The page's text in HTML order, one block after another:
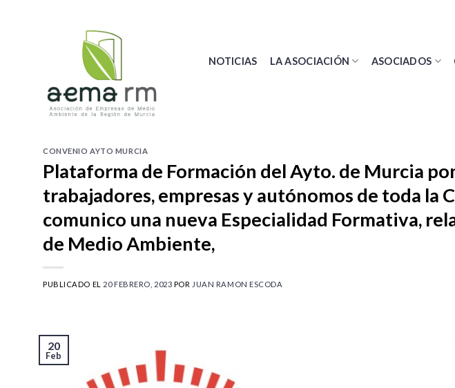
NOTICIAS LA ASOCIACIÓN ASOCIADOS
CONVENIO AYTO MURCIA
Plataforma de Formación del Ayto. de Murcia
trabajadores, empresas y autónomos de toda la
comunico una nueva Especialidad Formativa,
de Medio Ambiente,
PUBLICADO EL 20 FEBRERO, 2023 POR JUAN RAMON ESCODA
20
Feb